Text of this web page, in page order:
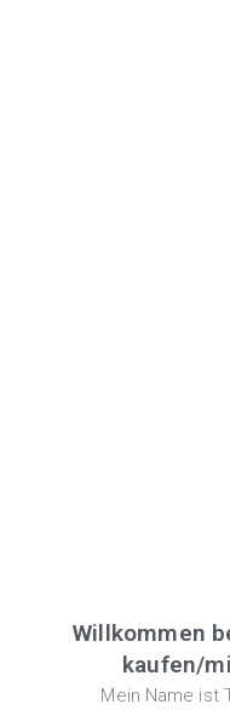
Willkommen
kaufen/
Mein Name ist